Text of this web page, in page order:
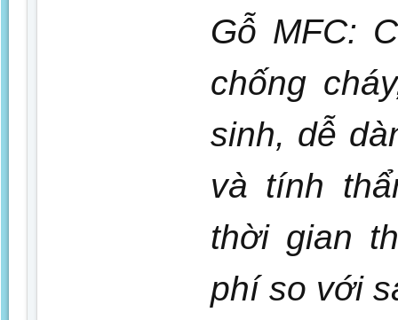
Gỗ MFC:
chống
sinh, dễ
và tính
thời gian
phí so với